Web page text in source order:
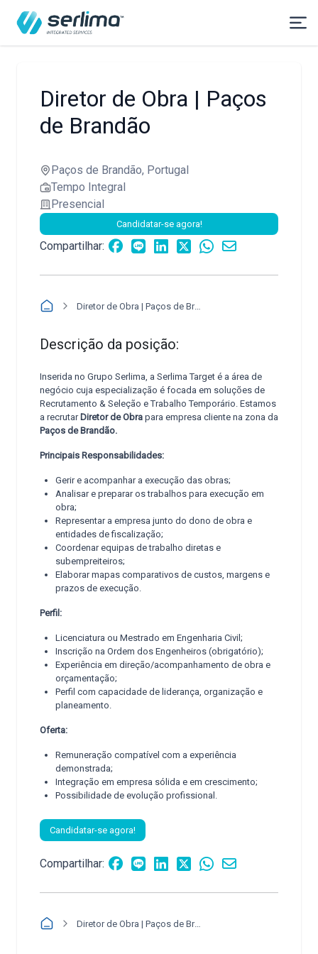
Diretor de Obra | Paços
de Brandão
Paços de Brandão, Portugal
Tempo Integral
Presencial
Candidatar-se agora!
Compartilhar:
Diretor de Obra | Paços de Brandão
Descrição da posição:
Inserida no Grupo Serlima, a Serlima Target é a área de
negócio cuja especialização é focada em soluções de
Recrutamento & Seleção e Trabalho Temporário. Estamos
a recrutar Diretor de Obra para empresa cliente na zona da
Paços de Brandão.
Principais Responsabilidades:
Gerir e acompanhar a execução das obras;
Analisar e preparar os trabalhos para execução em
obra;
Representar a empresa junto do dono de obra e
entidades de fiscalização;
Coordenar equipas de trabalho diretas e
subempreiteiros;
Elaborar mapas comparativos de custos, margens e
prazos de execução.
Perfil:
Licenciatura ou Mestrado em Engenharia Civil;
Inscrição na Ordem dos Engenheiros (obrigatório);
Experiência em direção/acompanhamento de obra e
orçamentação;
Perfil com capacidade de liderança, organização e
planeamento.
Oferta:
Remuneração compatível com a experiência
demonstrada;
Integração em empresa sólida e em crescimento;
Possibilidade de evolução profissional.
Candidatar-se agora!
Compartilhar:
Diretor de Obra | Paços de Brandão